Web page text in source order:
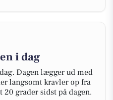
i dag
Dagen lægger ud med
langsomt kravler op fra
grader sidst på dagen.